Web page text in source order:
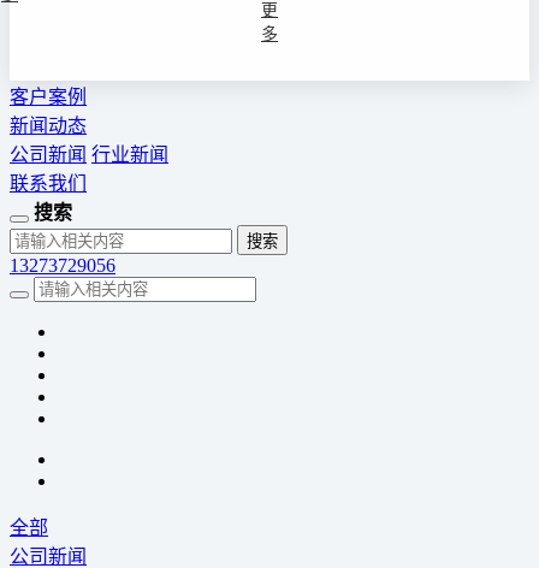
更
多
客户案例
新闻动态
公司新闻 行业新闻
联系我们
搜索
13273729056
全部
公司新闻